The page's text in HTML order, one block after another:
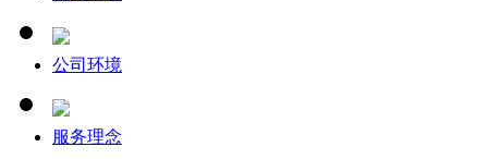
公司环境
服务理念